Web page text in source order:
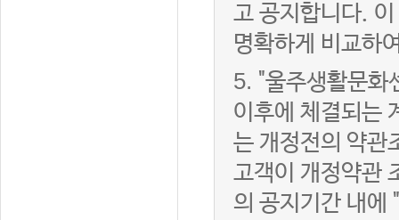
고 공지합니다.
명확하게 비교하
5. "울주생활문화
이후에 체결되는
는 개정전의 약관
고객이 개정약관
의 공지기간 내에